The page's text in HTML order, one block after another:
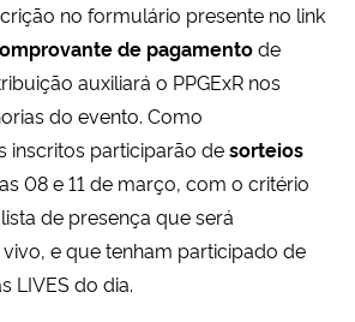
no formulário presente no link
de pagamentode
auxiliará o PPGExR nos
do evento. Como
inscritos participarão desorteios
08 e 11 de março, com o critério
de presença que será
e que tenham participado de
LIVES do dia.